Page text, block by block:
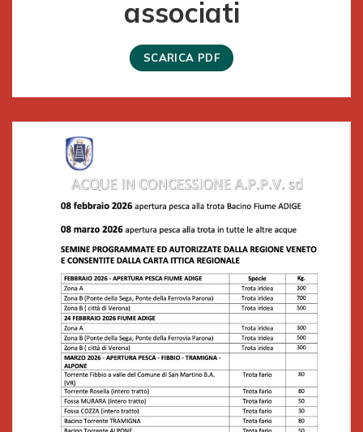
associati
SCARICA PDF